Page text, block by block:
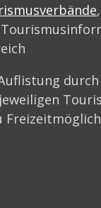
,